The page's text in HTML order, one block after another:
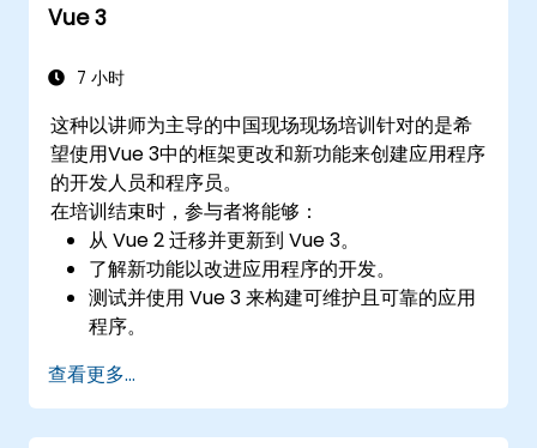
Vue 3
7 小时
这种以讲师为主导的中国现场现场培训针对的是希
望使用Vue 3中的框架更改和新功能来创建应用程序
的开发人员和程序员。
在培训结束时，参与者将能够：
从 Vue 2 迁移并更新到 Vue 3。
了解新功能以改进应用程序的开发。
测试并使用 Vue 3 来构建可维护且可靠的应用
程序。
查看更多...